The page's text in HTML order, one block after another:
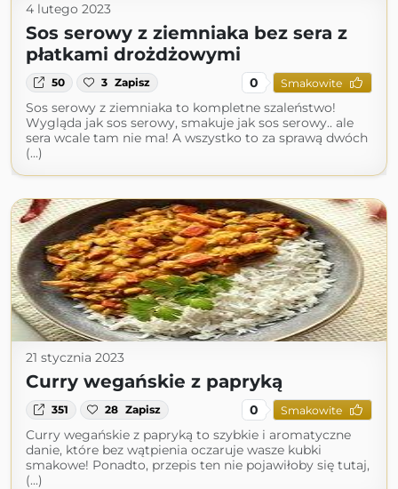
4 lutego 2023
Sos serowy z ziemniaka bez sera z
płatkami drożdżowymi
50 3 Zapisz 0 Smakowite
Sos serowy z ziemniaka to kompletne szaleństwo!
Wygląda jak sos serowy, smakuje jak sos serowy.. ale
sera wcale tam nie ma! A wszystko to za sprawą dwóch
(...)
21 stycznia 2023
Curry wegańskie z papryką
351 28 Zapisz 0 Smakowite
Curry wegańskie z papryką to szybkie i aromatyczne
danie, które bez wątpienia oczaruje wasze kubki
smakowe! Ponadto, przepis ten nie pojawiłoby się tutaj,
(...)